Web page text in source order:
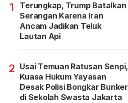
1
Terungkap, Trump Batalkan
Serangan Karena Iran
Ancam Jadikan Teluk
Lautan Api
2 Usai Temuan Ratusan Senpi,
Kuasa Hukum Yayasan
Desak Polisi Bongkar Bunker
di Sekolah Swasta Jakarta